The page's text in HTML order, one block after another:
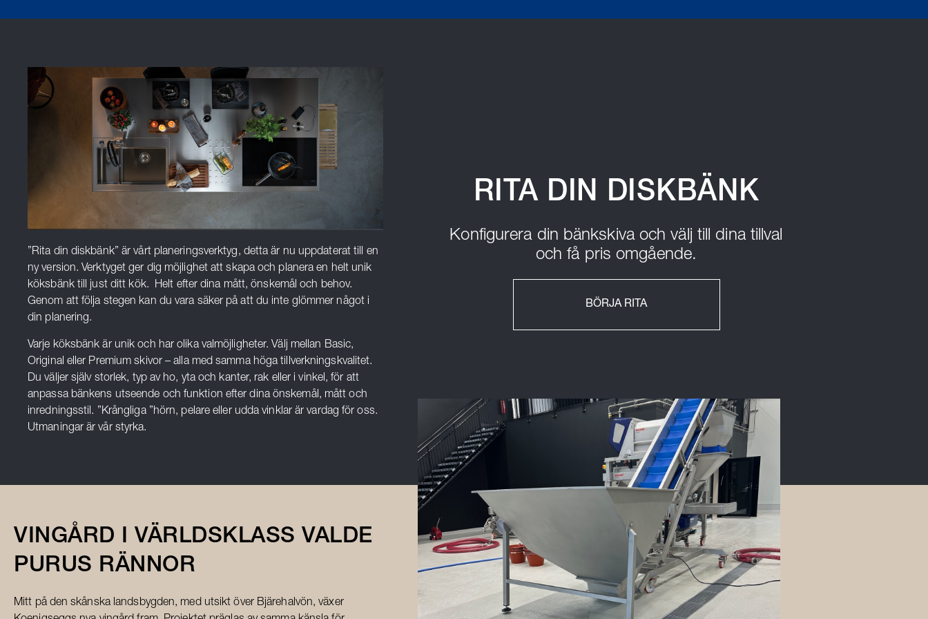
”Rita din diskbänk” är vårt planeringsverktyg, detta är nu uppdaterat till en
ny version. Verktyget ger dig möjlighet att skapa och planera en helt unik
köksbänk till just ditt kök. Helt efter dina mått, önskemål och behov.
Genom att följa stegen kan du vara säker på att du inte glömmer något i
din planering.
Varje köksbänk är unik och har olika valmöjligheter. Välj mellan Basic,
Original eller Premium skivor – alla med samma höga tillverkningskvalitet.
Du väljer själv storlek, typ av ho, yta och kanter, rak eller i vinkel, för att
anpassa bänkens utseende och funktion efter dina önskemål, mått och
inredningsstil. ”Krångliga ”hörn, pelare eller udda vinklar är vardag för oss.
Utmaningar är vår styrka.
RITA DIN DISKBÄNK
Konfigurera din bänkskiva och välj till dina tillval
och få pris omgående.
BÖRJA RITA
VINGÅRD I VÄRLDSKLASS VALDE
PURUS RÄNNOR
Mitt på den skånska landsbygden, med utsikt över Bjärehalvön, växer